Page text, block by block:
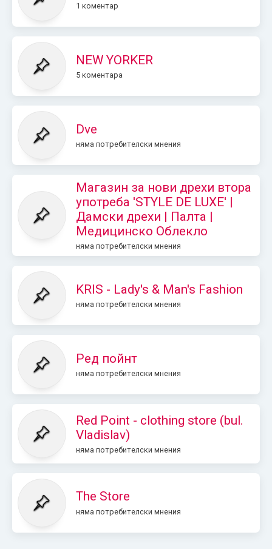
1 коментар
NEW YORKER
5 коментара
Dve
няма потребителски мнения
Магазин за нови дрехи втора
употреба 'STYLE DE LUXE' |
Дамски дрехи | Палта |
Медицинско Облекло
няма потребителски мнения
KRIS - Lady's & Man's Fashion
няма потребителски мнения
Ред пойнт
няма потребителски мнения
Red Point - clothing store (bul.
Vladislav)
няма потребителски мнения
The Store
няма потребителски мнения